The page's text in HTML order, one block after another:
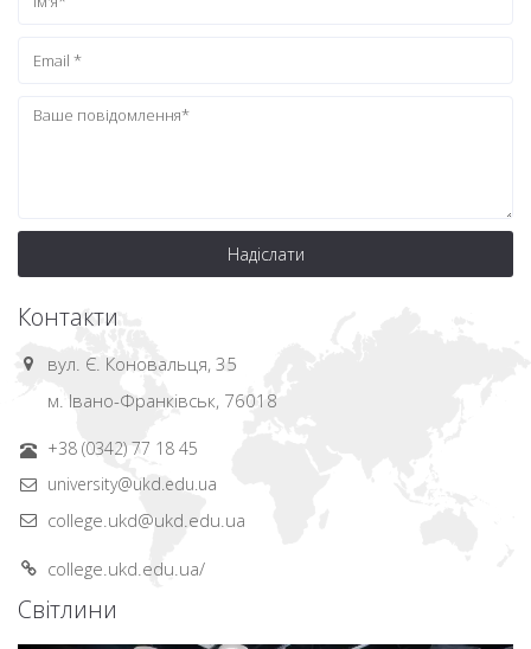
Надіслати
Контакти
вул. Є. Коновальця, 35
м. Івано-Франківськ, 76018
+38 (0342) 77 18 45
university@ukd.edu.ua
college.ukd@ukd.edu.ua
college.ukd.edu.ua/
Світлини